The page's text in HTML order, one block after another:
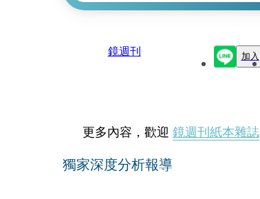
鏡週刊 加入
更多內容，歡迎 鏡週刊紙本雜誌
獨家深度分析報導